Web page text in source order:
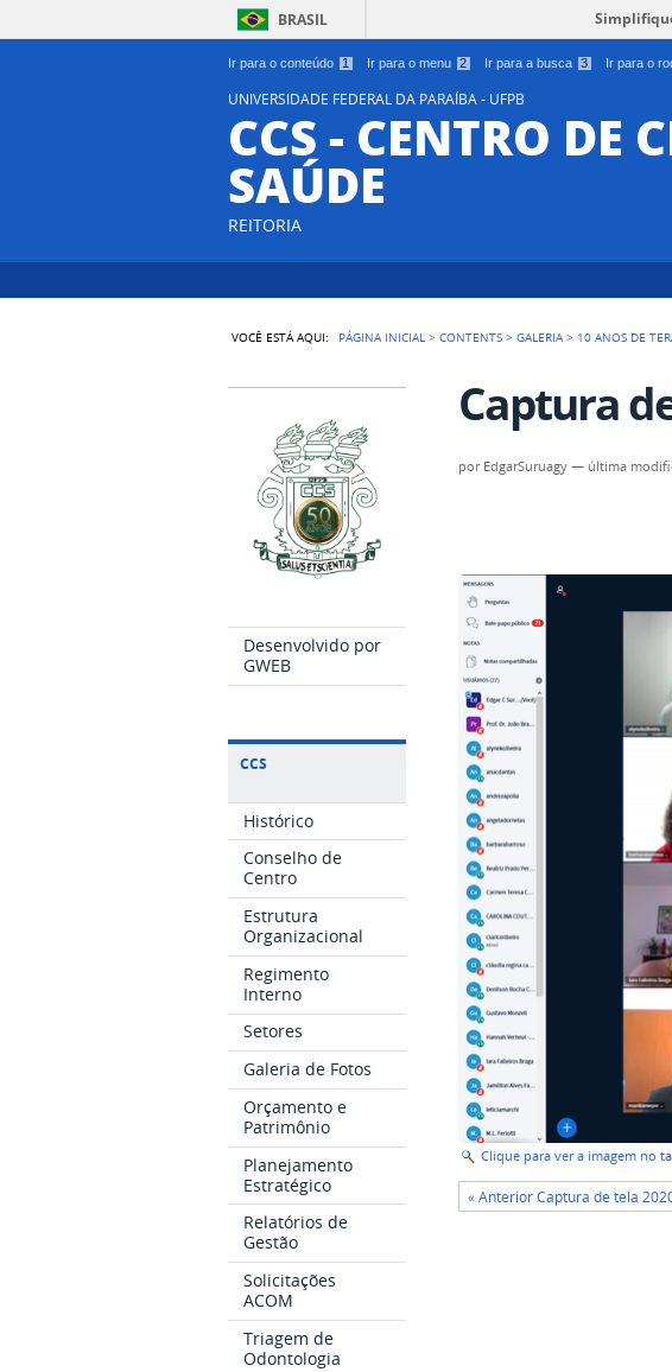
Ir para o conteúdo 1 Ir para o menu 2 Ir para a busca 3 Ir para o
BRASIL
UNIVERSIDADE FEDERAL DA PARAÍBA - UFPB
CCS - CENTRO DE
SAÚDE
REITORIA
VOCÊ ESTÁ AQUI: PÁGINA INICIAL >CONTENTS >GALERIA > 10 ANOS DE
Desenvolvido por
GWEB
CCS
Histórico
Conselho de
Centro
Estrutura
Organizacional
Regimento
Interno
Setores
Galeria de Fotos
Orçamento e
Patrimônio
Planejamento
Estratégico
Relatórios de
Gestão
Solicitações
ACOM
Triagem de
Odontologia
Captura
por EdgarSuruagy — última
Clique para ver a imagem no
« Anterior Captura de tela